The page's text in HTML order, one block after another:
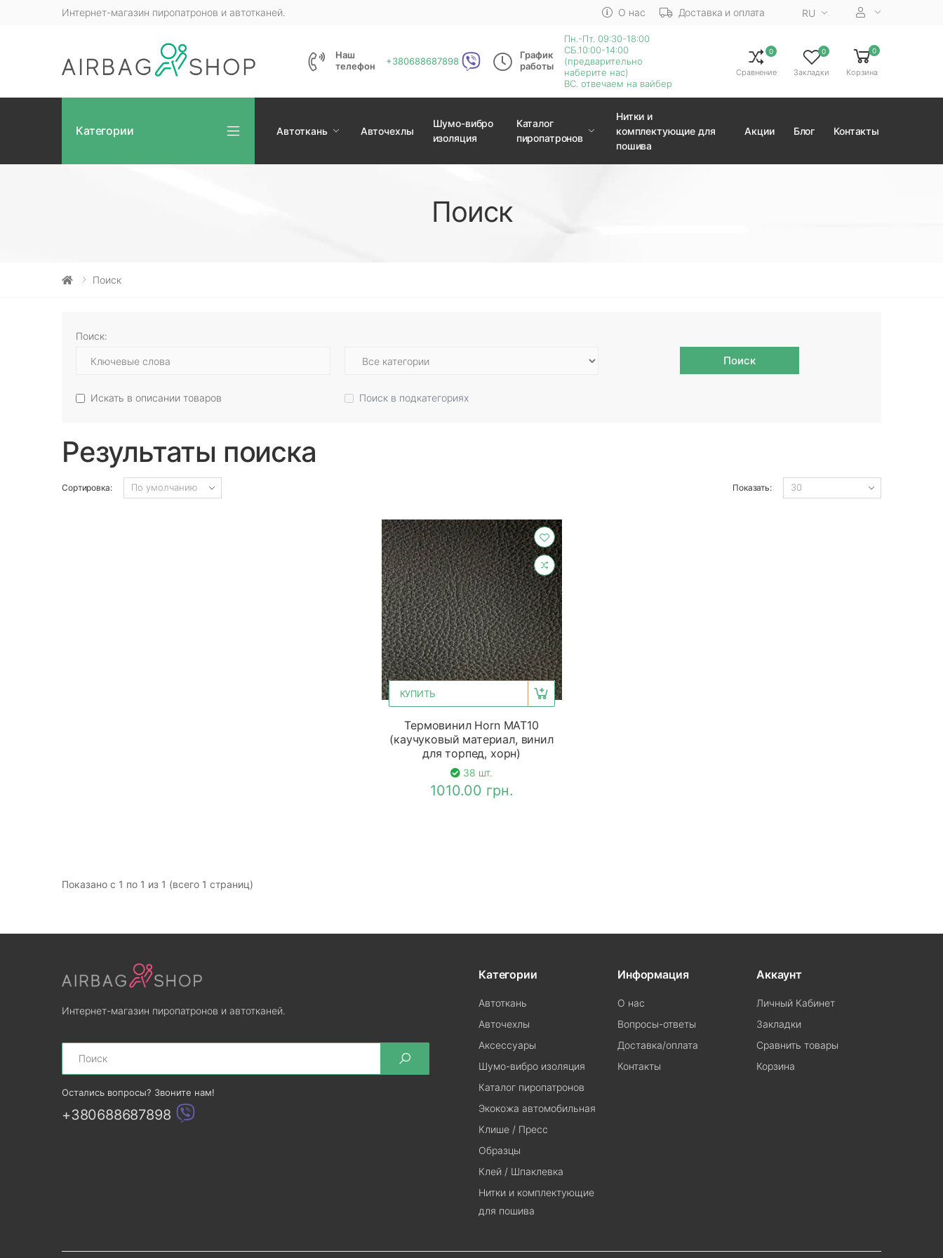
Интернет-магазин пиропатронов и автотканей. О нас Доставка и оплата RU
Наш
телефон
+380688687898
График
работы
Пн.-Пт. 09:30-18:00
СБ.10:00-14:00
(предварительно
наберите нас)
ВС. отвечаем на вайбер
0
Сравнение
0
Закладки
0
Корзина
Категории Автоткань Авточехлы
Шумо-вибро
изоляция
Каталог
пиропатронов
Нитки и
комплектующие для
пошива
Акции Блог Контакты
Поиск
Поиск
Поиск:
Поиск
Искать в описании товаров Поиск в подкатегориях
Результаты поиска
Сортировка: Показать:
КУПИТЬ
Термовинил Horn MAT10
(каучуковый материал, винил
для торпед, хорн)
38 шт.
1010.00 грн.
Показано с 1 по 1 из 1 (всего 1 страниц)
Интернет-магазин пиропатронов и автотканей.
Search
Остались вопросы? Звоните нам!
+380688687898
Категории
Автоткань
Авточехлы
Аксессуары
Шумо-вибро изоляция
Каталог пиропатронов
Экокожа автомобильная
Клише / Пресс
Образцы
Клей / Шпаклевка
Нитки и комплектующие
для пошива
Информация
О нас
Вопросы-ответы
Доставка/оплата
Контакты
Аккаунт
Личный Кабинет
Закладки
Сравнить товары
Корзина